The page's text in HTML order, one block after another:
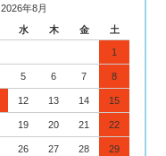
2026年8月
水 木 金 土
1
5 6 7 8
12 13 14 15
19 20 21 22
26 27 28 29